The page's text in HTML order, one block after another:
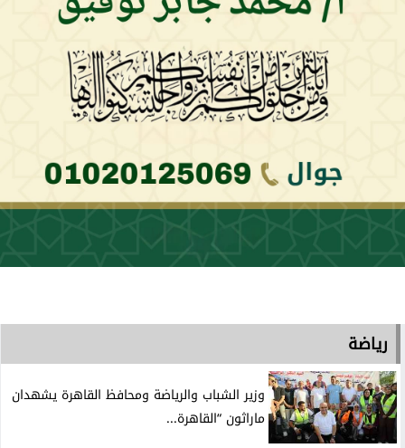
رياضة
وزير الشباب والرياضة ومحافظ القاهرة يشهدان
ماراثون “القاهرة...